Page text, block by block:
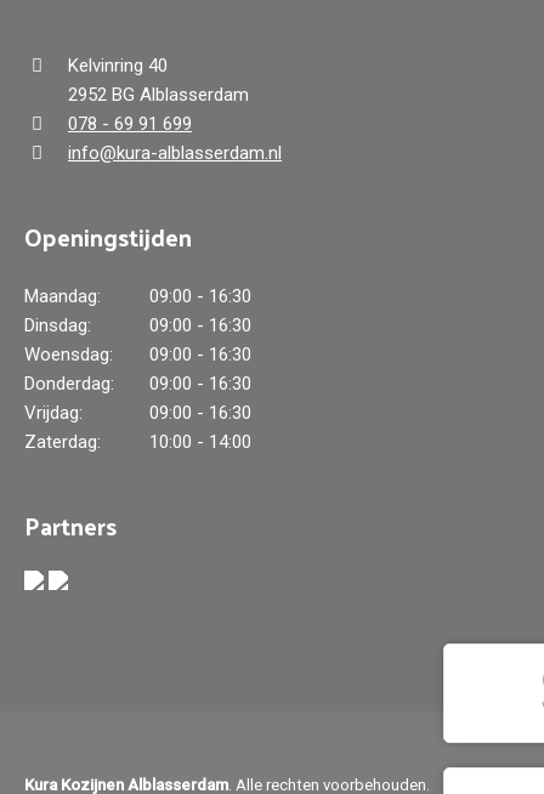
Kelvinring 40
2952 BG Alblasserdam
078 - 69 91 699
info@kura-alblasserdam.nl
Openingstijden
Maandag:
09:00 - 16:30
Dinsdag:
09:00 - 16:30
Woensdag:
09:00 - 16:30
Donderdag:
09:00 - 16:30
Vrijdag:
09:00 - 16:30
Zaterdag:
10:00 - 14:00
Partners
Kura Kozijnen Alblasserdam. Alle rechten voorbehouden.